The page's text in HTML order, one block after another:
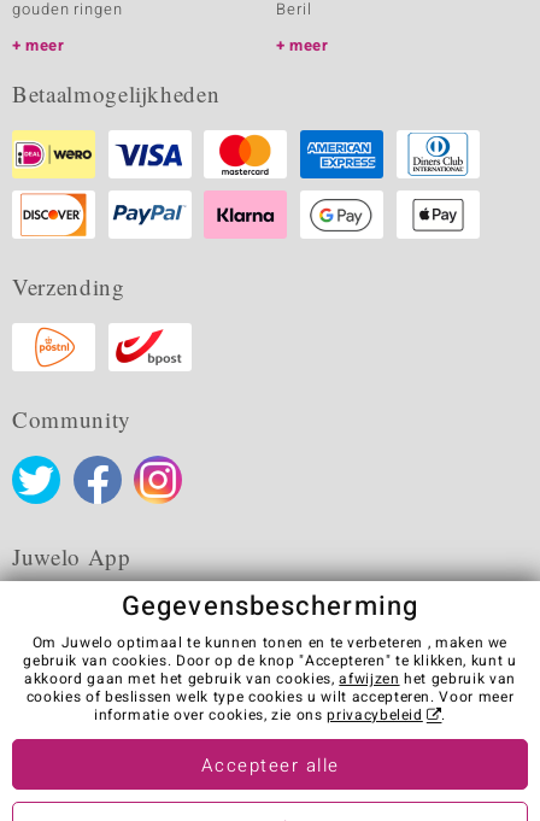
gouden ringen
meer
Beril
meer
Betaalmogelijkheden
Verzending
Community
Juwelo App
Algemene verkoopvoorwaarden Privacybeleid
Cookies
Colofon
Contact
Contract herroepen
Visit our stores in other countries:
Gegevensbescherming
Om Juwelo optimaal te kunnen tonen en te verbeteren , maken we
gebruik van cookies. Door op de knop "Accepteren" te klikken, kunt u
akkoord gaan met het gebruik van cookies,afwijzen het gebruik van
cookies of beslissen welk type cookies u wilt accepteren. Voor meer
informatie over cookies, zie onsprivacybeleid .
Accepteer alle